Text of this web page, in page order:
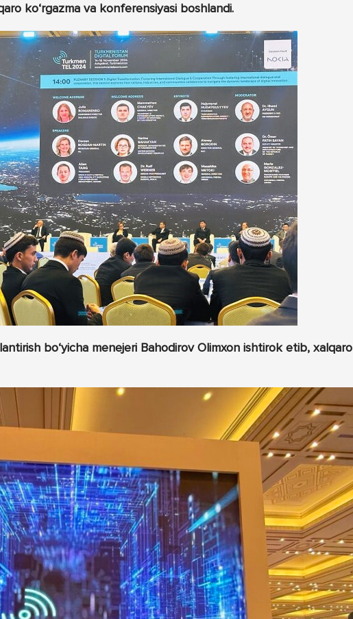
ko‘rgazma va konferensiyasi boshlandi.
bo‘yicha menejeri Bahodirov Olimxon ishtirok etib, xalqaro